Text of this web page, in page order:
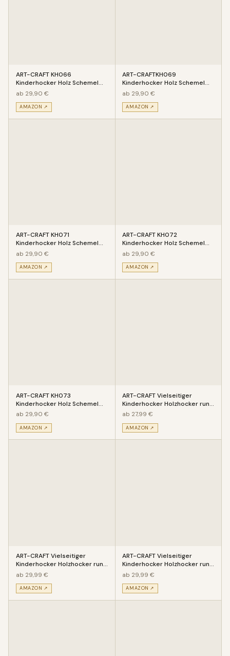
ART-CRAFT KH066
Kinderhocker Holz Schemel
mit Motiv Hund bemalt und
ab 29,90 €
AMAZON ↗
ART-CRAFTKH069
Kinderhocker Holz Schemel
mit Motiv Nashorn bemalt und
ab 29,90 €
AMAZON ↗
ART-CRAFT KH071
Kinderhocker Holz Schemel
mit Motiv Hubschrauber
ab 29,90 €
AMAZON ↗
ART-CRAFT KH072
Kinderhocker Holz Schemel
mit Motiv Elefant bemalt und
ab 29,90 €
AMAZON ↗
ART-CRAFT KH073
Kinderhocker Holz Schemel
mit Motiv Bär bemalt und
ab 29,90 €
AMAZON ↗
ART-CRAFT Vielseitiger
Kinderhocker Holzhocker rund
aus Massivholz Tiermotiv Sch
ab 27,99 €
AMAZON ↗
ART-CRAFT Vielseitiger
Kinderhocker Holzhocker rund
aus Massivholz Motiv Traktor
ab 29,99 €
AMAZON ↗
ART-CRAFT Vielseitiger
Kinderhocker Holzhocker rund
aus Massivholz Motiv Segelsc
ab 29,99 €
AMAZON ↗